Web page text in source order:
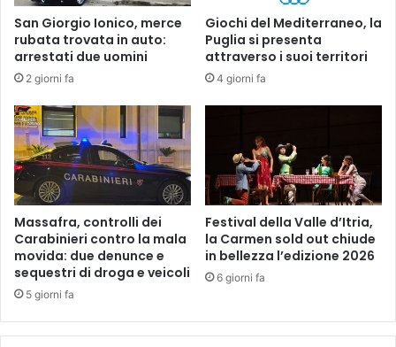
"5
San Giorgio Ionico, merce
rubata trovata in auto:
arrestati due uomini
2 giorni fa
Giochi del Mediterraneo, la
Puglia si presenta
attraverso i suoi territori
4 giorni fa
Massafra, controlli dei
Carabinieri contro la mala
movida: due denunce e
sequestri di droga e veicoli
5 giorni fa
Festival della Valle d’Itria,
la Carmen sold out chiude
in bellezza l’edizione 2026
6 giorni fa